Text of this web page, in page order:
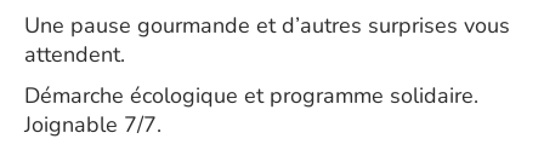
Une pause gourmande et d’autres surprises vous
attendent.
Démarche écologique et programme solidaire.
Joignable 7/7.